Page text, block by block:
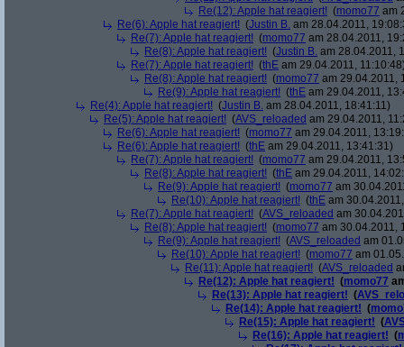
Re(12): Apple hat reagiert! (momo77 am
Re(6): Apple hat reagiert! (Justin B. am 28.04.2011,
Re(7): Apple hat reagiert! (momo77 am 28.04.2011,
Re(8): Apple hat reagiert! (Justin B. am 28.04.2011,
Re(7): Apple hat reagiert! (thE am 29.04.2011,
Re(8): Apple hat reagiert! (momo77 am 29.04.2011,
Re(9): Apple hat reagiert! (thE am 29.04.2011,
Re(4): Apple hat reagiert! (Justin B. am 28.04.2011, 18:41:11)
Re(5): Apple hat reagiert! (AVS_reloaded am 29.04.2011,
Re(6): Apple hat reagiert! (momo77 am 29.04.2011,
Re(6): Apple hat reagiert! (thE am 29.04.2011, 13:41:31)
Re(7): Apple hat reagiert! (momo77 am 29.04.2011,
Re(8): Apple hat reagiert! (thE am 29.04.2011,
Re(9): Apple hat reagiert! (momo77 am
Re(10): Apple hat reagiert! (thE am
Re(7): Apple hat reagiert! (AVS_reloaded am
Re(8): Apple hat reagiert! (momo77 am 30.04.2011,
Re(9): Apple hat reagiert! (AVS_reloaded am
Re(10): Apple hat reagiert! (momo77 am
Re(11): Apple hat reagiert! (AVS_reloaded
Re(12): Apple hat reagiert! (momo77
Re(13): Apple hat reagiert! (
Re(14): Apple hat reagiert! (
Re(15): Apple hat reagiert! (
Re(16): Apple hat reagiert! (